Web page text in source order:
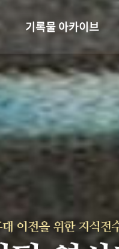
기록물 아카이브
사진 아카이브
문서 기록물
행정박물
영상 기록물